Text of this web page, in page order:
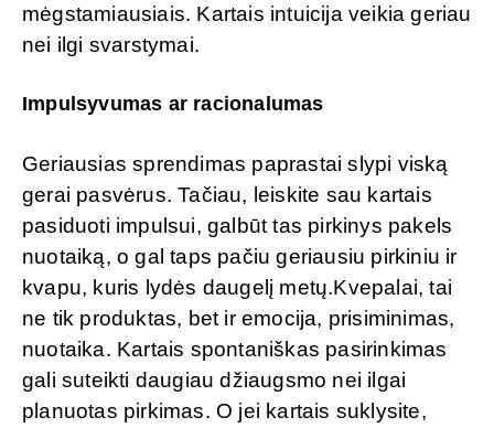
mėgstamiausiais. Kartais intuicija veikia geriau
nei ilgi svarstymai.
Impulsyvumas ar racionalumas
Geriausias sprendimas paprastai slypi viską
gerai pasvėrus. Tačiau, leiskite sau kartais
pasiduoti impulsui, galbūt tas pirkinys pakels
nuotaiką, o gal taps pačiu geriausiu pirkiniu ir
kvapu, kuris lydės daugelį metų.Kvepalai, tai
ne tik produktas, bet ir emocija, prisiminimas,
nuotaika. Kartais spontaniškas pasirinkimas
gali suteikti daugiau džiaugsmo nei ilgai
planuotas pirkimas. O jei kartais suklysite,